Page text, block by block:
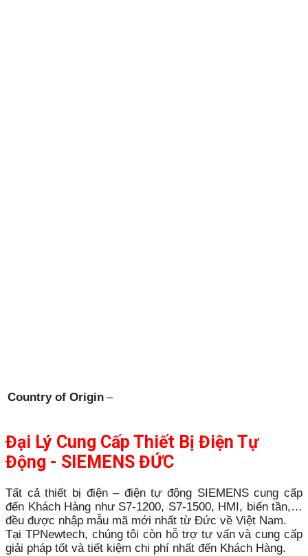
Country of Origin –
Đại Lý Cung Cấp Thiết Bị Điện Tự
Động - SIEMENS ĐỨC
Tất cả thiết bị điện – điện tự động SIEMENS cung cấp
đến Khách Hàng như S7-1200, S7-1500, HMI, biến tần,…
đều được nhập mẫu mã mới nhất từ Đức về Việt Nam.
Tại TPNewtech, chúng tôi còn hỗ trợ tư vấn và cung cấp
giải pháp tốt và tiết kiệm chi phí nhất đến Khách Hàng.